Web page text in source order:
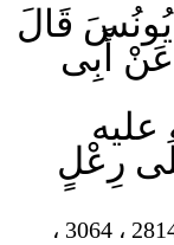
يُونُسَ قَالَ
عَنْ أَبِى
رِعْلٍ
أطرافه 1001 ، 1002 ، 1300 ، 2801 ، 2814 ، 3064 ،